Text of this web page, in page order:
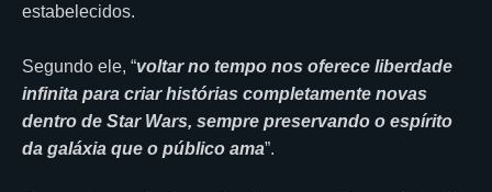
estabelecidos.
Segundo ele, “voltar no tempo nos oferece liberdade
infinita para criar histórias completamente novas
dentro de Star Wars, sempre preservando o espírito
da galáxia que o público ama”.